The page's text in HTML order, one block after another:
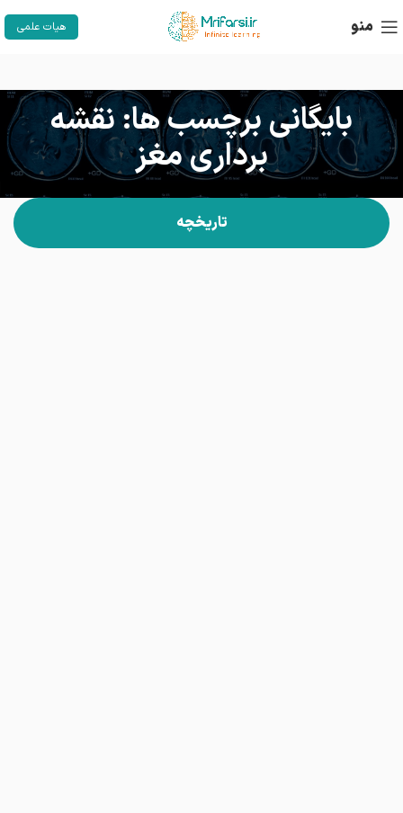
منو هیات علمی
بایگانی برچسب ها: نقشه
برداری مغز
تاریخچه